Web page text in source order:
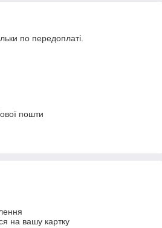
по передоплаті.
пошти
на вашу картку